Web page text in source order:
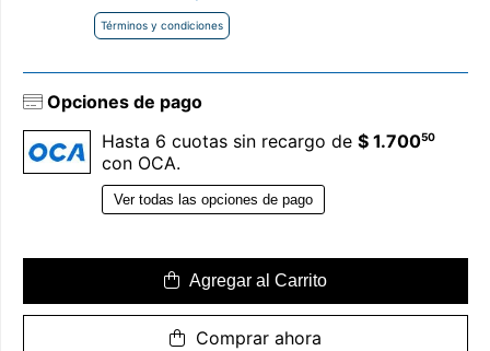
Términos y condiciones
Opciones de pago
Hasta 6 cuotas sin recargo de $ 1.70050
con OCA.
Ver todas las opciones de pago
Agregar al Carrito
Comprar ahora